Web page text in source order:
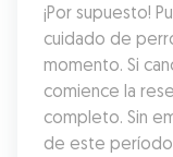
¡Por supuesto!
cuidado de
momento. Si
comience la
completo. Sin
de este período